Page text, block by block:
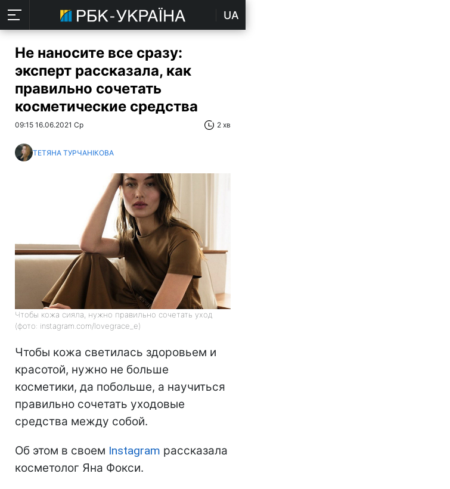
UA
Не наносите все сразу:
эксперт рассказала, как
правильно сочетать
косметические средства
09:15 16.06.2021 Ср 2 хв
ТЕТЯНА ТУРЧАНІКОВА
Чтобы кожа сияла, нужно правильно сочетать уход
(фото: instagram.com/lovegrace_e)
Чтобы кожа светилась здоровьем и
красотой, нужно не больше
косметики, да побольше, а научиться
правильно сочетать уходовые
средства между собой.
Об этом в своем Instagram рассказала
косметолог Яна Фокси.